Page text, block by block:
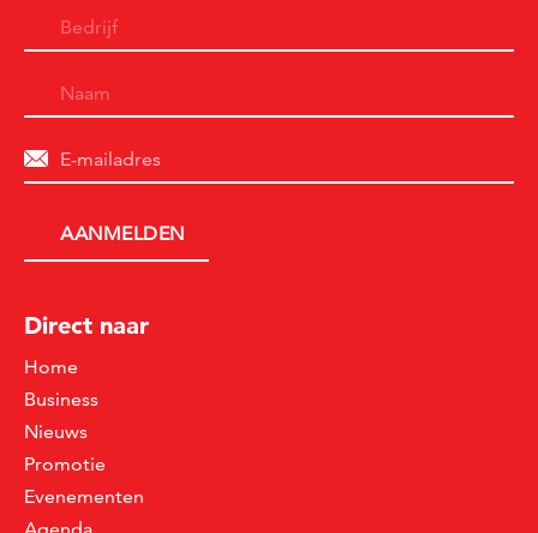
Direct naar
Home
Business
Nieuws
Promotie
Evenementen